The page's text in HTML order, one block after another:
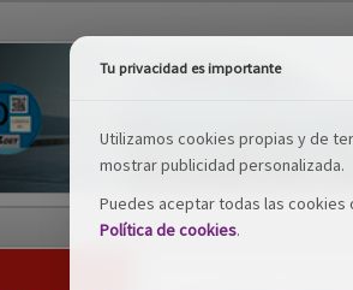
Tu privacidad es importante
Utilizamos cookies propias y de
mostrar publicidad personalizada.
Puedes aceptar todas las
Política de cookies.